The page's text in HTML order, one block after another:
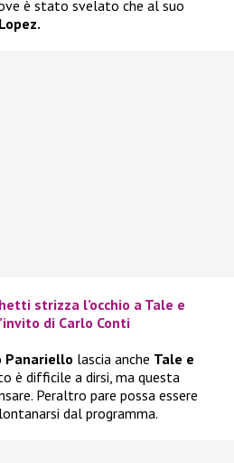
è stato svelato che al suo
strizza l’occhio a Tale e
di Carlo Conti
Panariello lascia anche Tale e
è difficile a dirsi, ma questa
Peraltro pare possa essere
dal programma.